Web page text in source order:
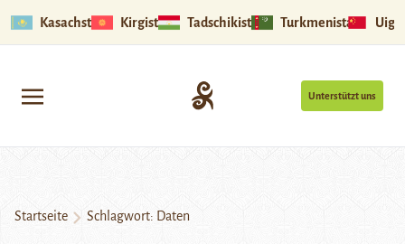
Kasachstan Kirgistan Tadschikistan Turkmenistan
Unterstützt uns
Startseite Schlagwort: Daten